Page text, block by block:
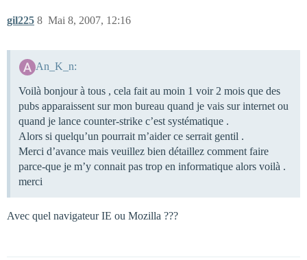
gil225 Mai 8, 2007, 12:16
8
An_K_n:
Voilà bonjour à tous , cela fait au moin 1 voir 2 mois que des
pubs apparaissent sur mon bureau quand je vais sur internet ou
quand je lance counter-strike c’est systématique .
Alors si quelqu’un pourrait m’aider ce serrait gentil .
Merci d’avance mais veuillez bien détaillez comment faire
parce-que je m’y connait pas trop en informatique alors voilà .
merci
Avec quel navigateur IE ou Mozilla ???